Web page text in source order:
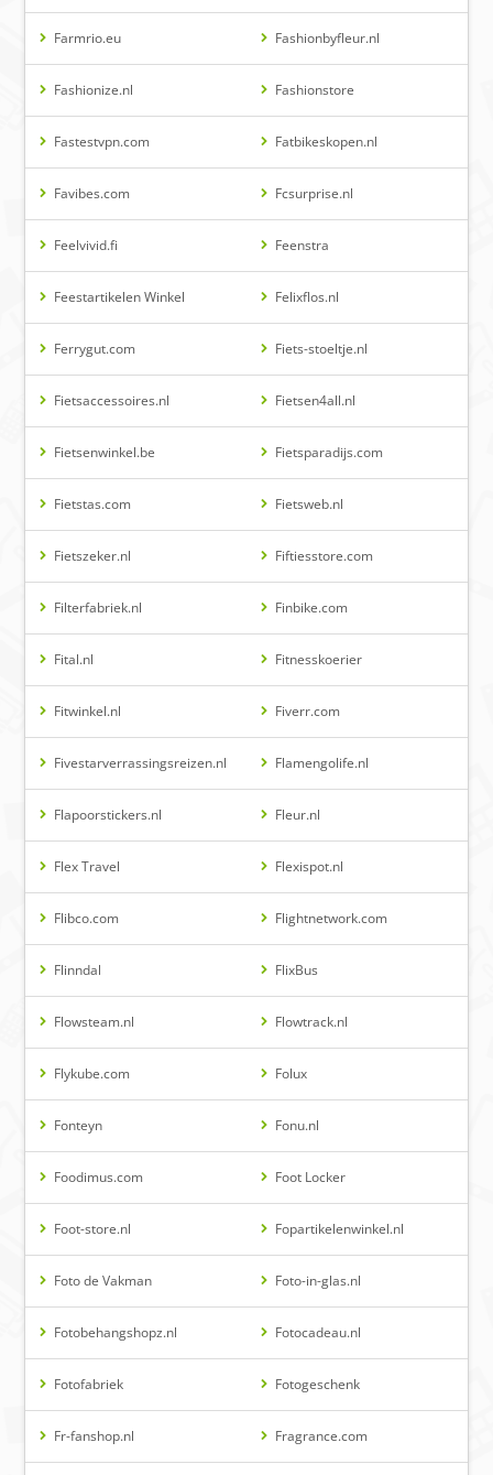
Farmrio.eu Fashionbyfleur.nl
Fashionize.nl Fashionstore
Fastestvpn.com Fatbikeskopen.nl
Favibes.com Fcsurprise.nl
Feelvivid.fi Feenstra
Feestartikelen Winkel Felixflos.nl
Ferrygut.com Fiets-stoeltje.nl
Fietsaccessoires.nl Fietsen4all.nl
Fietsenwinkel.be Fietsparadijs.com
Fietstas.com Fietsweb.nl
Fietszeker.nl Fiftiesstore.com
Filterfabriek.nl Finbike.com
Fital.nl Fitnesskoerier
Fitwinkel.nl Fiverr.com
Fivestarverrassingsreizen.nl Flamengolife.nl
Flapoorstickers.nl Fleur.nl
Flex Travel Flexispot.nl
Flibco.com Flightnetwork.com
Flinndal FlixBus
Flowsteam.nl Flowtrack.nl
Flykube.com Folux
Fonteyn Fonu.nl
Foodimus.com Foot Locker
Foot-store.nl Fopartikelenwinkel.nl
Foto de Vakman Foto-in-glas.nl
Fotobehangshopz.nl Fotocadeau.nl
Fotofabriek Fotogeschenk
Fr-fanshop.nl Fragrance.com